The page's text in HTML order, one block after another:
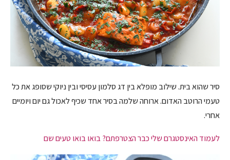
סיר שהוא בית. שילוב מופלא בין דג סלמון עסיסי ובין ניוקי שסופג את כל
טעמי הרוטב האדום. ארוחה שלמה בסיר אחד שכיף לאכול גם יום ויומיים
אחרי.
לעמוד האינסטגרם שלי כבר הצטרפתם? בואו בואו טעים שם